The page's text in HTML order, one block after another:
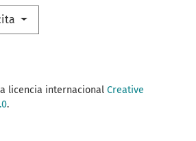
licencia internacional Creative
.